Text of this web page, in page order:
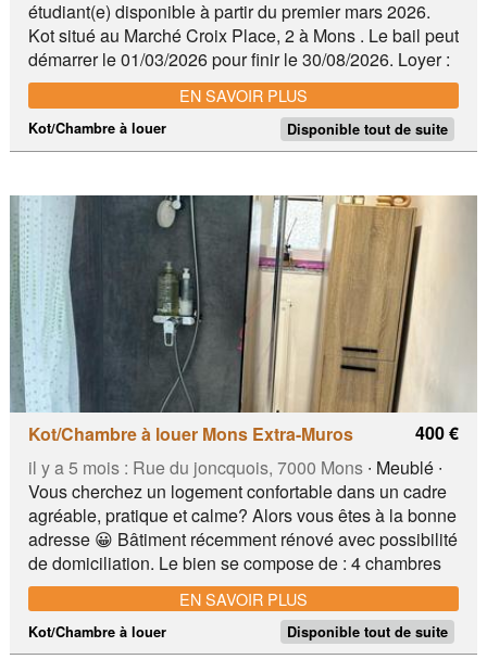
étudiant(e) disponible à partir du premier mars 2026.
Kot situé au Marché Croix Place, 2 à Mons . Le bail peut
démarrer le 01/03/2026 pour finir le 30/08/2026. Loyer :
380€ charges comprises. Ménage des communs
1x/sem + internet haut débit. Endroit bien situé par
rapport aux universités et hautes écoles. Présentation et
contrat signé par les parents. Navette gratuite vers la
vers la gare. Delhaize Banque Lavoir...
Kot/Chambre à louer Disponible tout de suite
EN SAVOIR PLUS
Kot/Chambre à louer Mons Extra-Muros
il y a 5 mois : Rue du joncquois, 7000 Mons∙ Meublé ∙
Vous cherchez un logement confortable dans un cadre
agréable, pratique et calme? Alors vous êtes à la bonne
adresse 😀 Bâtiment récemment rénové avec possibilité
de domiciliation. Le bien se compose de : 4 chambres
meublées avec leurs propres espaces communs Une
buanderie, cuisine équipée, terrasse, jardin. Un
environnement convivial et bien entretenu. 📍 Situé
dans l’un des plus beaux quartiers de Mons, très calme
Kot/Chambre à louer Disponible tout de suite
400 €
EN SAVOIR PLUS